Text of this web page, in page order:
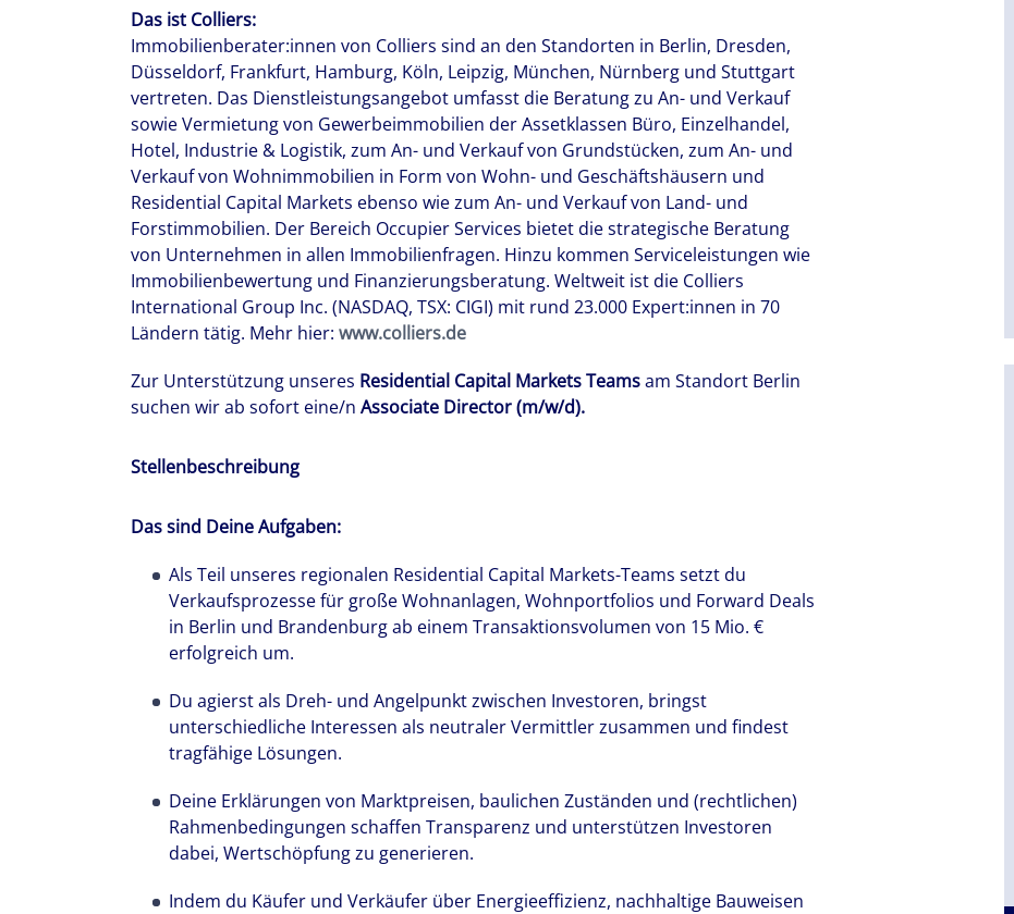
Das ist Colliers:
Immobilienberater:innen von Colliers sind an den Standorten in Berlin, Dresden,
Düsseldorf, Frankfurt, Hamburg, Köln, Leipzig, München, Nürnberg und Stuttgart
vertreten. Das Dienstleistungsangebot umfasst die Beratung zu An- und Verkauf
sowie Vermietung von Gewerbeimmobilien der Assetklassen Büro, Einzelhandel,
Hotel, Industrie & Logistik, zum An- und Verkauf von Grundstücken, zum An- und
Verkauf von Wohnimmobilien in Form von Wohn- und Geschäftshäusern und
Residential Capital Markets ebenso wie zum An- und Verkauf von Land- und
Forstimmobilien. Der Bereich Occupier Services bietet die strategische Beratung
von Unternehmen in allen Immobilienfragen. Hinzu kommen Serviceleistungen wie
Immobilienbewertung und Finanzierungsberatung. Weltweit ist die Colliers
International Group Inc. (NASDAQ, TSX: CIGI) mit rund 23.000 Expert:innen in 70
Ländern tätig. Mehr hier: www.colliers.de
Zur Unterstützung unseres Residential Capital Markets Teamsam Standort Berlin
suchen wir ab sofort eine/n Associate Director (m/w/d).
Stellenbeschreibung
Das sind Deine Aufgaben:
Als Teil unseres regionalen Residential Capital Markets-Teams setzt du
Verkaufsprozesse für große Wohnanlagen, Wohnportfolios und Forward Deals
in Berlin und Brandenburg ab einem Transaktionsvolumen von 15 Mio. €
erfolgreich um.
Du agierst als Dreh- und Angelpunkt zwischen Investoren, bringst
unterschiedliche Interessen als neutraler Vermittler zusammen und findest
tragfähige Lösungen.
Deine Erklärungen von Marktpreisen, baulichen Zuständen und (rechtlichen)
Rahmenbedingungen schaffen Transparenz und unterstützen Investoren
dabei, Wertschöpfung zu generieren.
Indem du Käufer und Verkäufer über Energieeffizienz, nachhaltige Bauweisen